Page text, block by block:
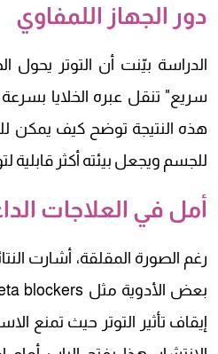
دور الجهاز اللمفاوي
الدراسة بيّنت أن التوتر يحول
سريع" تنقل عبره الخلايا بسرعة
هذه النتيجة توضح كيف يمكن
للجسم ويجعل بيئته أكثر
أمل في العلاجات
رغم الصورة المقلقة، أشارت
إيقاف تأثير التوتر حيث تمنع